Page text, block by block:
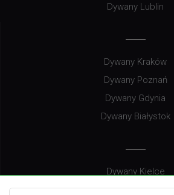
Dywany Lublin
Dywany Kraków
Dywany Poznań
Dywany Gdynia
Dywany Białystok
Dywany Kielce
Dywany Gdańsk